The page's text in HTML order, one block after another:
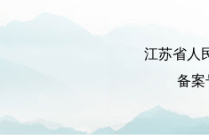
江苏省人
备案